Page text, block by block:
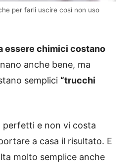
per farli uscire così non uso
essere chimici costano
anche bene, ma
semplici “trucchi
perfetti e non vi costa
a casa il risultato. E
molto semplice anche